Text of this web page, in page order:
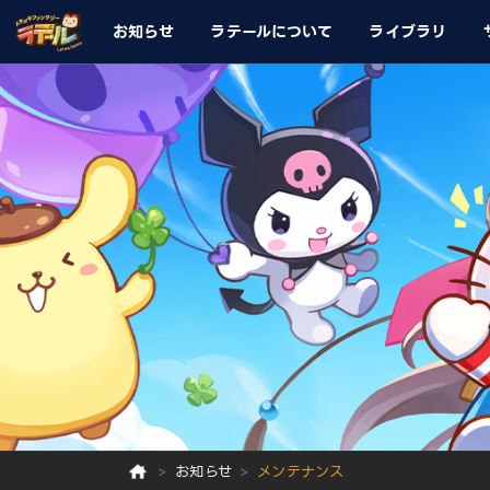
お知らせ ラテールについて ライブラリ
お知らせ メンテナンス